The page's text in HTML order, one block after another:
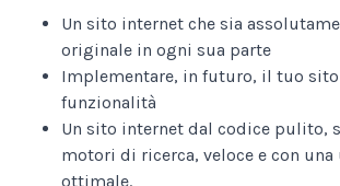
Un sito internet che sia
originale in ogni sua parte
Implementare, in futuro, il tuo sito
funzionalità
Un sito internet dal codice pulito,
motori di ricerca, veloce e con una
ottimale.